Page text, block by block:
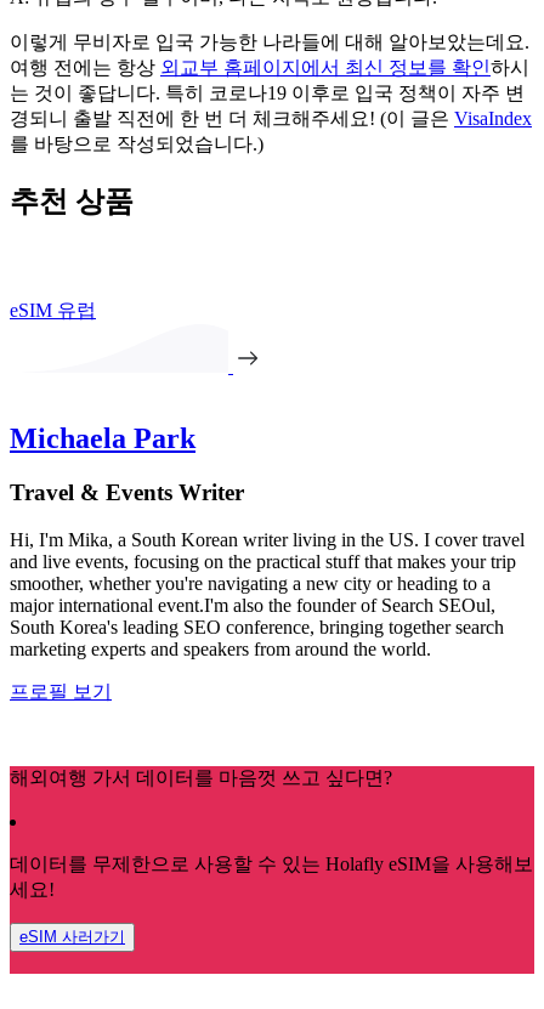
이렇게 무비자로 입국 가능한 나라들에 대해 알아보았는데요.
여행 전에는 항상 외교부 홈페이지에서 최신 정보를 확인하시
는 것이 좋답니다. 특히 코로나19 이후로 입국 정책이 자주 변
경되니 출발 직전에 한 번 더 체크해주세요! (이 글은 VisaIndex
를 바탕으로 작성되었습니다.)
추천 상품
eSIM 유럽
Michaela Park
Travel & Events Writer
Hi, I'm Mika, a South Korean writer living in the US. I cover travel
and live events, focusing on the practical stuff that makes your trip
smoother, whether you're navigating a new city or heading to a
major international event.I'm also the founder of Search SEOul,
South Korea's leading SEO conference, bringing together search
marketing experts and speakers from around the world.
프로필 보기
해외여행 가서 데이터를 마음껏 쓰고 싶다면?
데이터를 무제한으로 사용할 수 있는 Holafly eSIM을 사용해보
세요!
eSIM 사러가기